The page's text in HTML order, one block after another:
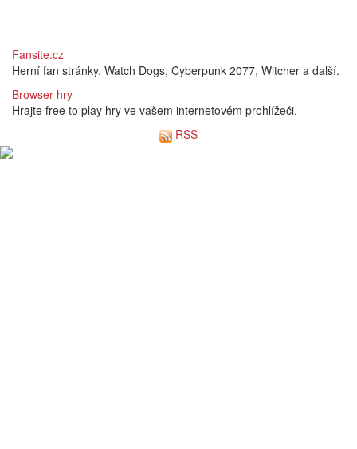
Fansite.cz
Herní fan stránky. Watch Dogs, Cyberpunk 2077, Witcher a další.
Browser hry
Hrajte free to play hry ve vašem internetovém prohlížeči.
RSS